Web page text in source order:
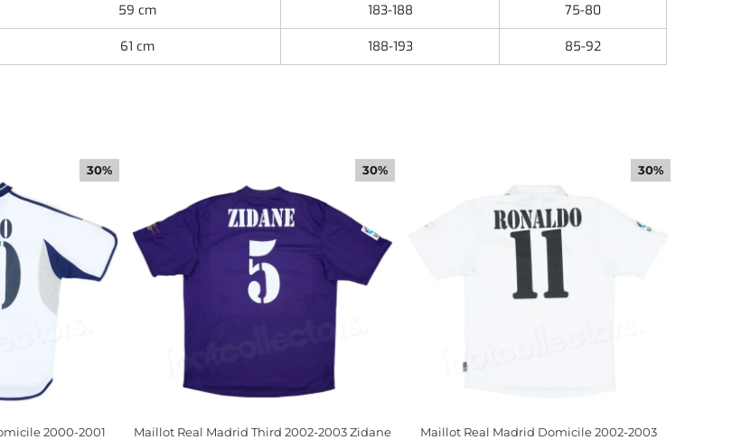
59 cm 183-188 75-80
61 cm 188-193 85-92
30%
2000-2001
30%
Maillot Real Madrid Third 2002-2003 Zidane
30%
Maillot Real Madrid Domicile 2002-2003